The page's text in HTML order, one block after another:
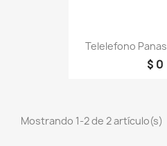
Telelefono
$ 0
Mostrando 1-2 de 2 artículo(s)